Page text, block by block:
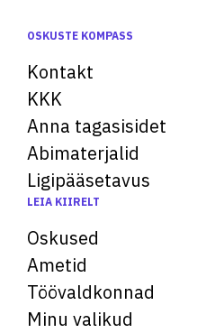
OSKUSTE KOMPASS
Kontakt
KKK
Anna tagasisidet
Abimaterjalid
Ligipääsetavus
LEIA KIIRELT
Oskused
Ametid
Töövaldkonnad
Minu valikud